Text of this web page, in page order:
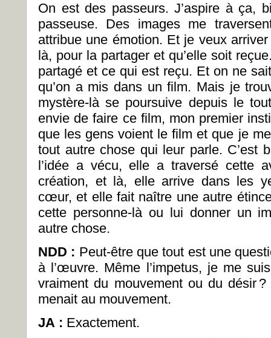
On est des passeurs. J’aspire à ça,
passeuse. Des images me
attribue une émotion. Et je veux
là, pour la partager et qu’elle soit
partagé et ce qui est reçu. Et on ne
qu’on a mis dans un film. Mais je
mystère-là se poursuive depuis le
envie de faire ce film, mon premier
que les gens voient le film et que je
tout autre chose qui leur parle. C’est
l’idée a vécu, elle a traversé cette
création, et là, elle arrive dans les
cœur, et elle fait naître une autre
cette personne-là ou lui donner un
autre chose.
NDD : Peut-être que tout est une
à l’œuvre. Même l’impetus, je me
vraiment du mouvement ou du désir
menait au mouvement.
JA : Exactement.